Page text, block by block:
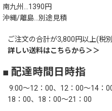
南九州…1390円
沖縄/離島…別途見積
ご注文の合計が3,800円以上(税
詳しい送料はこちらから＞＞
■ 配達時間日時指
9:00～12：00、12：00～14：
18：00、18：00～21：00